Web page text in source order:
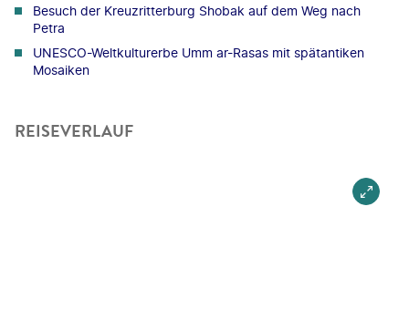
Besuch der Kreuzritterburg Shobak auf dem Weg nach
Petra
UNESCO-Weltkulturerbe Umm ar-Rasas mit spätantiken
Mosaiken
REISEVERLAUF